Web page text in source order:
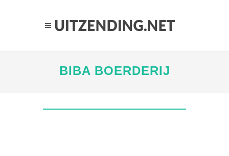
BIBA BOERDERIJ